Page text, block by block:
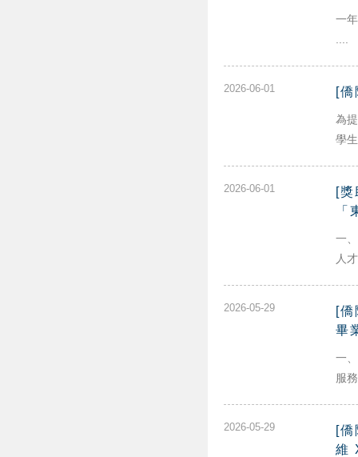
一
2026-06-01 [僑
為
學
2026-06-01
[獎
一
人
2026-05-29
[
畢
一
服
2026-05-29
[
維